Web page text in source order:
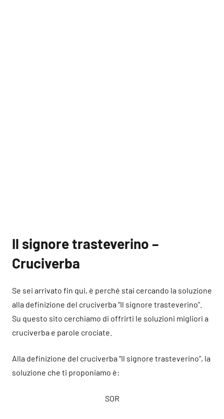
Il signore trasteverino –
Cruciverba
Se sei arrivato fin qui, è perché stai cercando la soluzione
alla definizione del cruciverba “Il signore trasteverino”.
Su questo sito cerchiamo di offrirti le soluzioni migliori a
cruciverba e parole crociate.
Alla definizione del cruciverba “Il signore trasteverino”, la
soluzione che ti proponiamo è:
SOR